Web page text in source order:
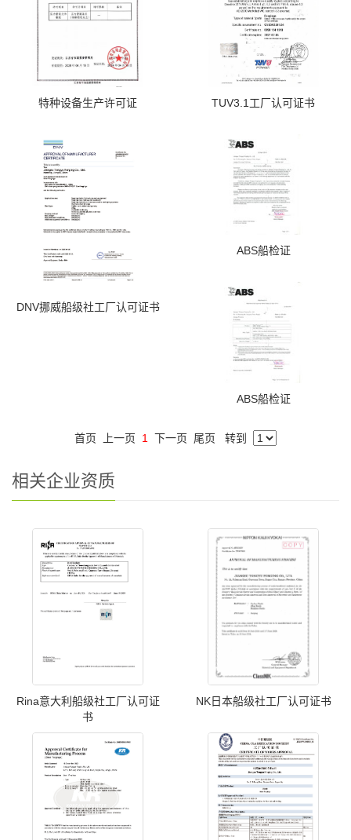
特种设备生产许可证 TUV3.1工厂认可证书
DNV挪威船级社工厂认可证书
ABS船检证
ABS船检证
首页 上一页 1 下一页 尾页 转到
相关企业资质
Rina意大利船级社工厂认可证
书
NK日本船级社工厂认可证书